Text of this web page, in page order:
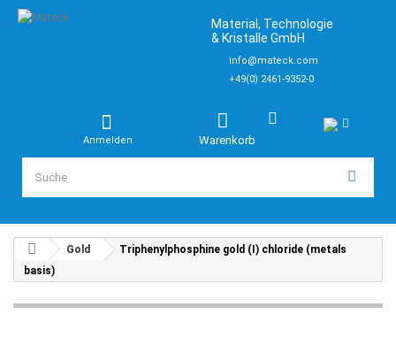
Material, Technologie
& Kristalle GmbH
info@mateck.com
+49(0) 2461-9352-0
Warenkorb
Anmelden
Gold
Triphenylphosphine gold (I) chloride (metals
basis)